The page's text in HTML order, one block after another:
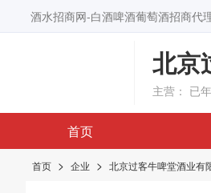
酒水招商网-白酒啤酒葡萄酒招商代
北京
主营： 已
首页
首页 > 企业 > 北京过客牛啤堂酒业有